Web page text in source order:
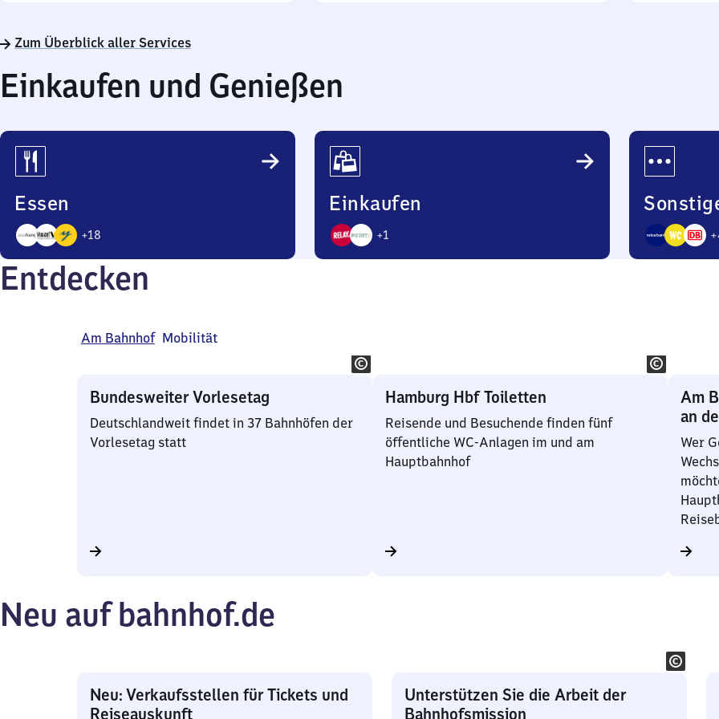
Zum Überblick aller Services
Einkaufen und Genießen
Essen
+18
21
Angebote
Einkaufen
+1
3
+
7
Entdecken
Am Bahnhof Mobilität
Bundesweiter Vorlesetag
Deutschlandweit findet in 37 Bahnhöfen der
Vorlesetag statt
Hamburg Hbf Toiletten
Reisende und Besuchende finden fünf
öffentliche WC-Anlagen im und am
Hauptbahnhof
Am
an
Wer
Neu auf bahnhof.de
Neu: Verkaufsstellen für Tickets und
Reiseauskunft
Unterstützen Sie die Arbeit der
Bahnhofsmission